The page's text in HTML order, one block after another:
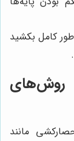
کامل بکشید
روش‌های
مانند